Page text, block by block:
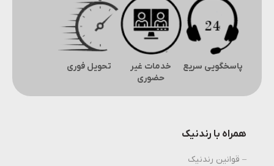
پاسخگویی سریع
خدمات غیر
حضوری
تحویل فوری
همراه با رندنیک
– قوانین رندنیک